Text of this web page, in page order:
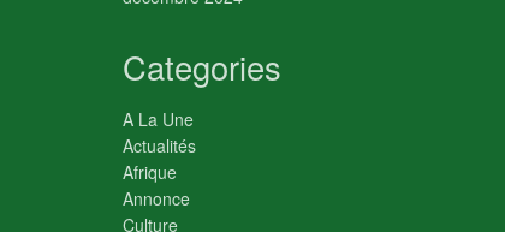
Categories
A La Une
Actualités
Afrique
Annonce
Culture